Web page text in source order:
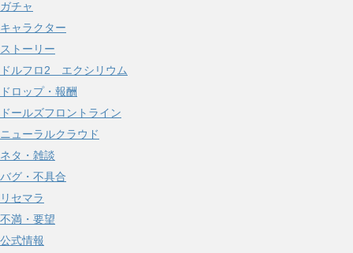
ガチャ
キャラクター
ストーリー
ドルフロ2 エクシリウム
ドロップ・報酬
ドールズフロントライン
ニューラルクラウド
ネタ・雑談
バグ・不具合
リセマラ
不満・要望
公式情報